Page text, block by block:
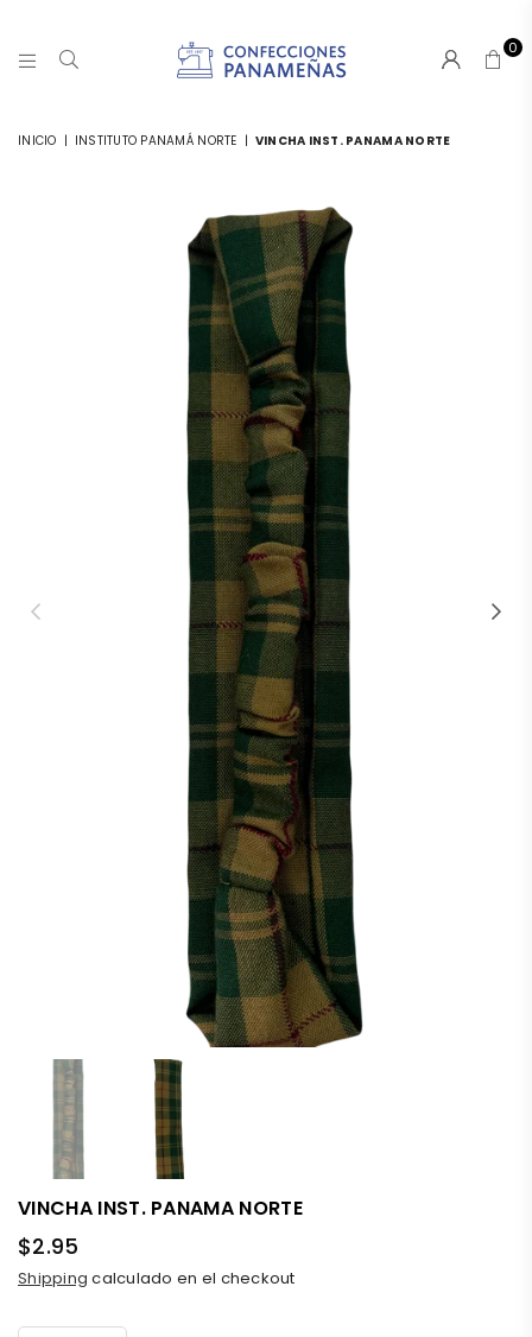
0
INICIO | INSTITUTO PANAMÁ NORTE | VINCHA INST. PANAMA NORTE
VINCHA INST. PANAMA NORTE
Precio
habitual
$2.95
Shipping calculado en el checkout